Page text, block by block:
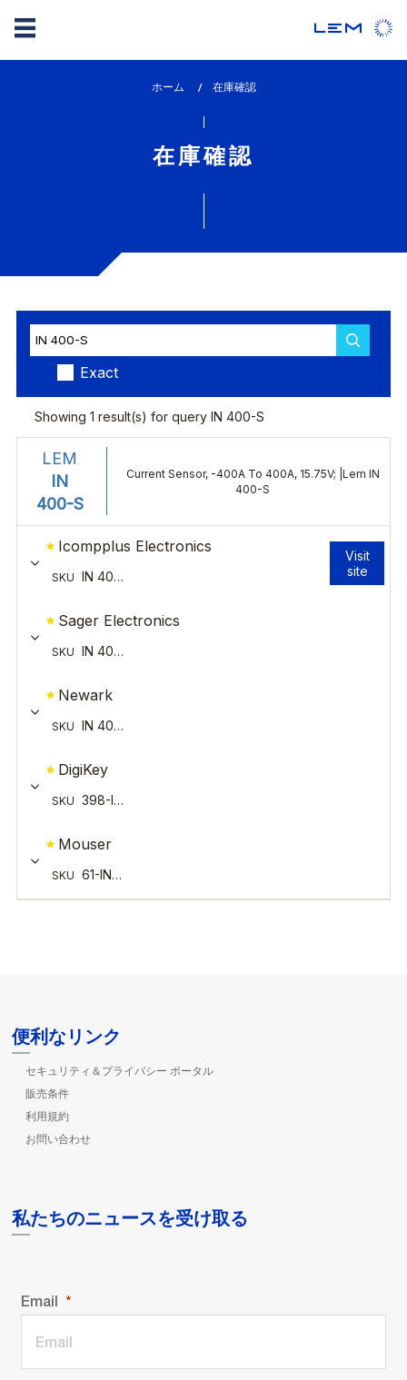
ホーム
lem_current_page
在庫確認
在庫確認
便利なリンク
セキュリティ＆プライバシー ポータル
販売条件
利用規約
お問い合わせ
私たちのニュースを受け取る
Email